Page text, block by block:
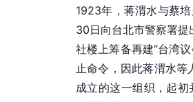
1923年，蒋渭水与蔡
30日向台北市警察署
社楼上筹备再建“台湾
止命令，因此蒋渭水
成立的这一组织，起